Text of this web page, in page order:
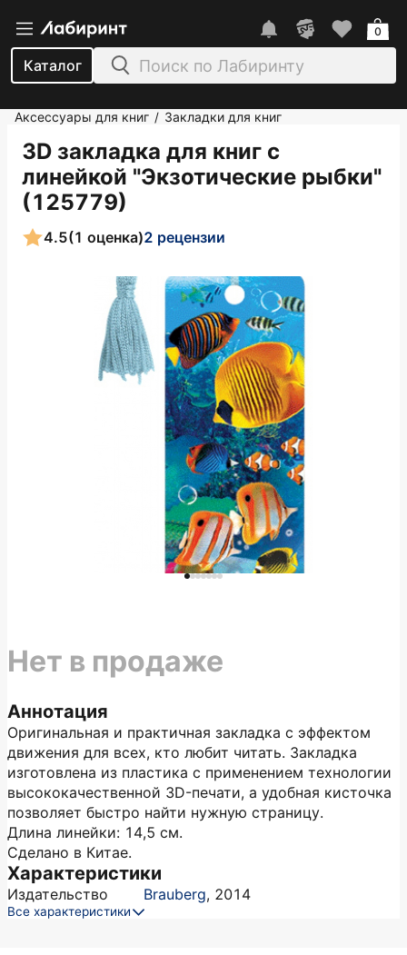
Каталог
0
Аксессуары для книг / Закладки для книг
3D закладка для книг с
линейкой "Экзотические рыбки"
(125779)
4.5(1 оценка)2 рецензии
Аннотация
Оригинальная и практичная закладка с эффектом
движения для всех, кто любит читать. Закладка
изготовлена из пластика с применением технологии
высококачественной 3D-печати, а удобная кисточка
позволяет быстро найти нужную страницу.
Длина линейки: 14,5 см.
Сделано в Китае.
Характеристики
Издательство Brauberg, 2014
Все характеристики
Нет в продаже